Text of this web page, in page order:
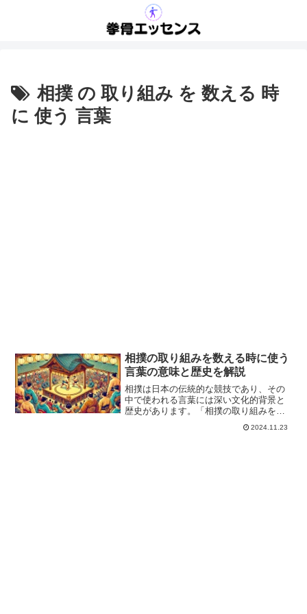
相撲 の 取り組み を 数える 時
に 使う 言葉
相撲の取り組みを数える時に使う
言葉の意味と歴史を解説
相撲は日本の伝統的な競技であり、その
中で使われる言葉には深い文化的背景と
歴史があります。「相撲の取り組みを数
相撲の本質を表す重要な要素です。この
2024.11.23